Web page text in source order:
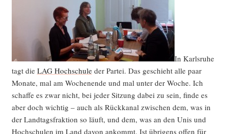
In Karls­ru­he
tagt die LAG Hoch­schu­leder Par­tei. Das geschieht alle paar
Mona­te, mal am Wochen­en­de und mal unter der Woche. Ich
schaf­fe es zwar nicht, bei jeder Sit­zung dabei zu sein, fin­de es
aber doch wich­tig – auch als Rück­ka­nal zwi­schen dem, was in
der Land­tags­frak­ti­on so läuft, und dem, was an den Unis und
Hoch­schu­len im Land davon ankommt. Ist übri­gens offen für